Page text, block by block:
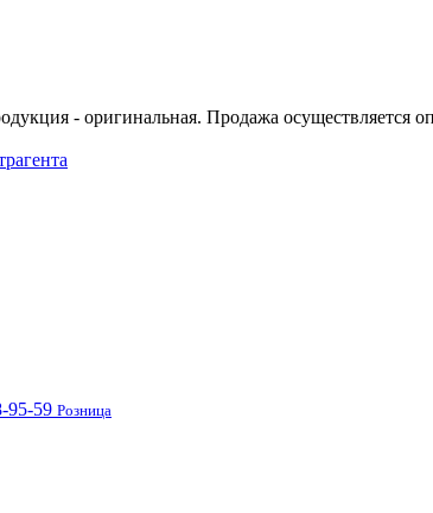
- оригинальная. Продажа осуществляется
95-59 Розница